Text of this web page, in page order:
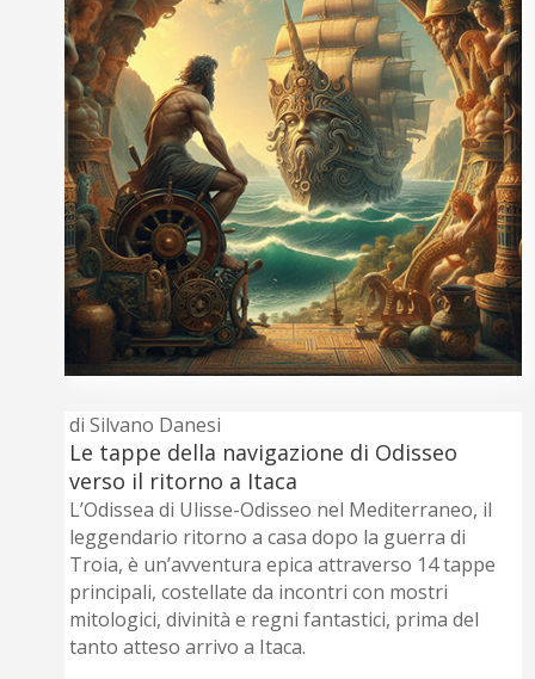
di Silvano Danesi
Le tappe della navigazione di Odisseo
verso il ritorno a Itaca
L’Odissea di Ulisse-Odisseo nel Mediterraneo, il
leggendario ritorno a casa dopo la guerra di
Troia, è un’avventura epica attraverso 14 tappe
principali, costellate da incontri con mostri
mitologici, divinità e regni fantastici, prima del
tanto atteso arrivo a Itaca.